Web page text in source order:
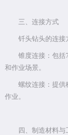
三、连接方式
钎头钻头的连接
锥度连接：包括
和作业场景。
螺纹连接：提供
作业。
四、制造材料与